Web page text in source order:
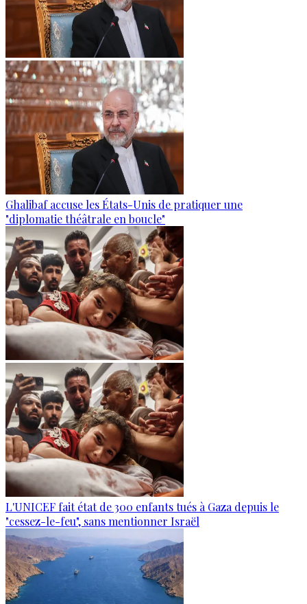
Ghalibaf accuse les États-Unis de pratiquer une
"diplomatie théâtrale en boucle"
L'UNICEF fait état de 300 enfants tués à Gaza depuis le
"cessez-le-feu", sans mentionner Israël